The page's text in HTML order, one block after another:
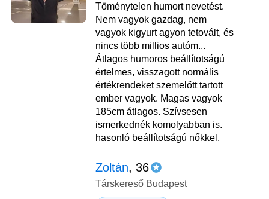
Töménytelen humort nevetést.
Nem vagyok gazdag, nem
vagyok kigyurt agyon tetovált, és
nincs több millios autóm...
Átlagos humoros beállítotságú
értelmes, visszagott normális
értékrendeket szemelőtt tartott
ember vagyok. Magas vagyok
185cm átlagos. Szívsesen
ismerkednék komolyabban is.
hasonló beállítotságú nőkkel.
Zoltán, 36
Társkereső Budapest